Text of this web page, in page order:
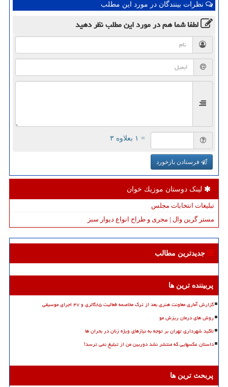
نظرات بینندگان در مورد این مطلب
لطفا شما همدر مورد این مطلبنظر دهید
= ۱ بعلاوه ۳
فرستادن بازخورد
لینک دوستان موزیك خوان
تبلیغات انتخابات مجلس
مستر گرین وال | مجری و طراح انواع دیوار سبز
جدیدترین مطالب
پربیننده ترین ها
گزارش آماری معاونت هنری بعد از ترک مخاصمه فعالیت ۸۵گالری و ۴۷ اجرای موسیقی
روش های درمان ریزش مو
تاکید شهرداری تهران بر توجه به نیازهای ویژه زنان در بحران ها
داستان عکسهایی که منتشر نشد دوربین من از تبلیغ نمی ترسد!
پربحث ترین ها